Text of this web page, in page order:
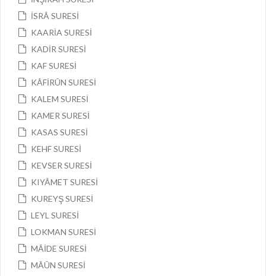
İSRÂ SURESİ
KAARİA SURESİ
KADİR SURESİ
KAF SURESİ
KÂFİRÛN SURESİ
KALEM SURESİ
KAMER SURESİ
KASAS SURESİ
KEHF SURESİ
KEVSER SURESİ
KIYÂMET SURESİ
KUREYŞ SURESİ
LEYL SURESİ
LOKMAN SURESİ
MÂİDE SURESİ
MÂÛN SURESİ